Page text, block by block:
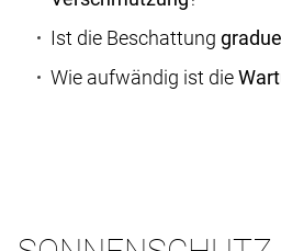
Ist die Beschattung
Wie aufwändig ist die